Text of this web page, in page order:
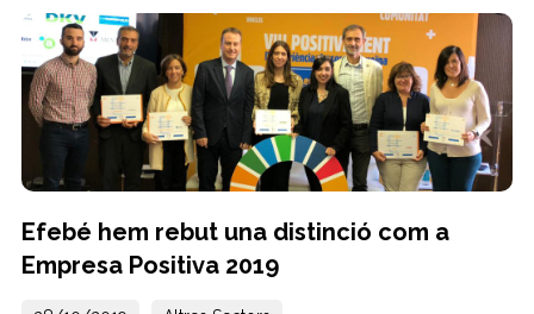
Efebé hem rebut una distinció com a
Empresa Positiva 2019